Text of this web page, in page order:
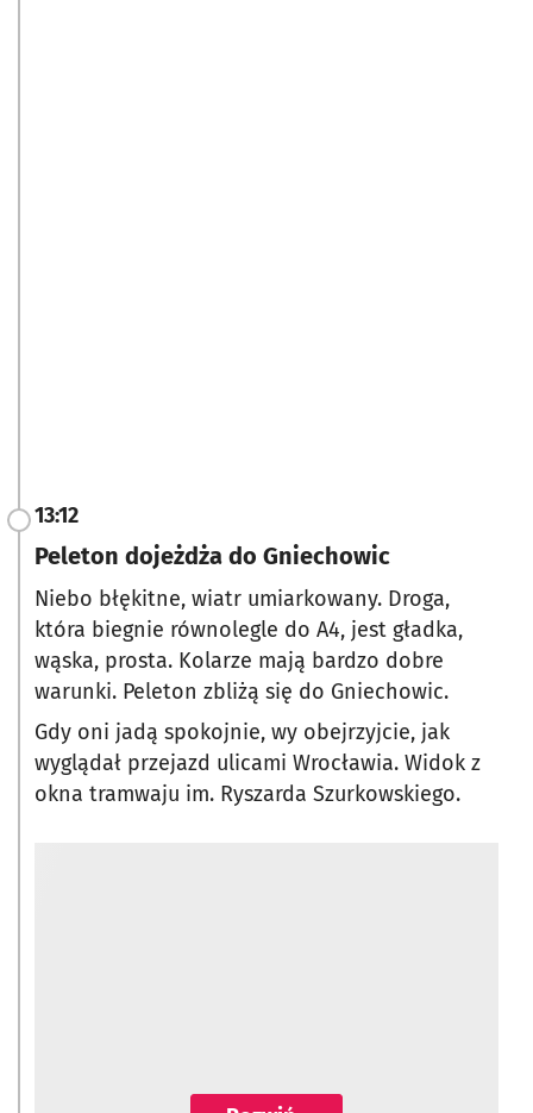
13:12
Peleton dojeżdża do Gniechowic
Niebo błękitne, wiatr umiarkowany. Droga,
która biegnie równolegle do A4, jest gładka,
wąska, prosta. Kolarze mają bardzo dobre
warunki. Peleton zbliżą się do Gniechowic.
Gdy oni jadą spokojnie, wy obejrzyjcie, jak
wyglądał przejazd ulicami Wrocławia. Widok z
okna tramwaju im. Ryszarda Szurkowskiego.